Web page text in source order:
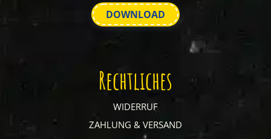
DOWNLOAD
Rechtliches
WIDERRUF
ZAHLUNG & VERSAND